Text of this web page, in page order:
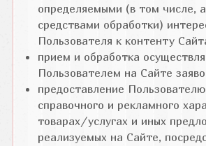
определяемыми (в том числе,
средствами обработки)
Пользователя к контенту
прием и обработка
Пользователем на Сайте
предоставление
справочного и рекламного
товарах/услугах и иных
реализуемых на Сайте,